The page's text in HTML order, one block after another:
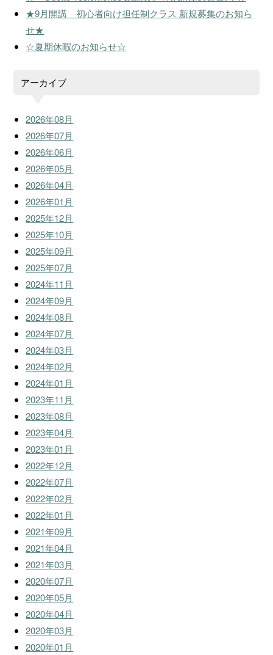
★9月開講 初心者向け担任制クラス 新規募集のお知ら
せ★
☆夏期休暇のお知らせ☆
アーカイブ
2026年08月
2026年07月
2026年06月
2026年05月
2026年04月
2026年01月
2025年12月
2025年10月
2025年09月
2025年07月
2024年11月
2024年09月
2024年08月
2024年07月
2024年03月
2024年02月
2024年01月
2023年11月
2023年08月
2023年04月
2023年01月
2022年12月
2022年07月
2022年02月
2022年01月
2021年09月
2021年04月
2021年03月
2020年07月
2020年05月
2020年04月
2020年03月
2020年01月